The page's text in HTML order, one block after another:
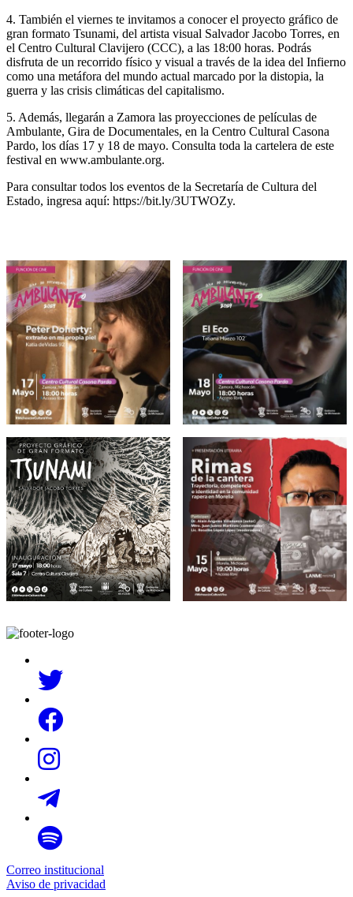
4.⁠ ⁠También el viernes te invitamos a conocer el proyecto gráfico de
gran formato Tsunami, del artista visual Salvador Jacobo Torres, en
el Centro Cultural Clavijero (CCC), a las 18:00 horas. Podrás
disfruta de un recorrido físico y visual a través de la idea del Infierno
como una metáfora del mundo actual marcado por la distopia, la
guerra y las crisis climáticas del capitalismo.
5.⁠ ⁠Además, llegarán a Zamora las proyecciones de películas de
Ambulante, Gira de Documentales, en la Centro Cultural Casona
Pardo, los días 17 y 18 de mayo. Consulta toda la cartelera de este
festival en www.ambulante.org.
Para consultar todos los eventos de la Secretaría de Cultura del
Estado, ingresa aquí: https://bit.ly/3UTWOZy.
Correo institucional
Aviso de privacidad